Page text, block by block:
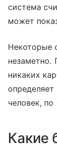
система
может
Некоторые
незаметно.
никаких
определяет
человек,
Какие